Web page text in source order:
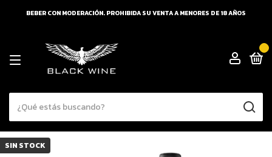
BEBER CON MODERACIÓN. PROHIBIDA SU VENTA A MENORES DE 18 AÑOS
SIN STOCK